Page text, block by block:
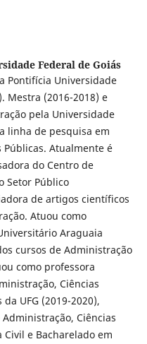
Federal de Goiás
Pontifícia Universidade
Mestra (2016-2018) e
pela Universidade
linha de pesquisa em
Atualmente é
do Centro de
Setor Público
de artigos científicos
Atuou como
Araguaia
cursos de Administração
como professora
Ciências
UFG (2019-2020),
Ciências
e Bacharelado em